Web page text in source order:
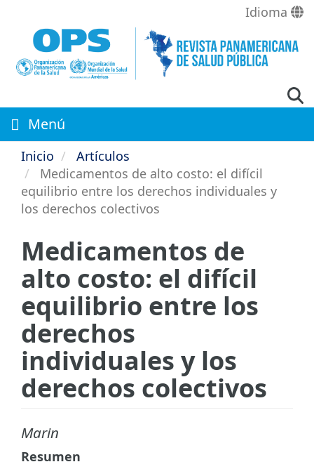
contenido
principal
Idioma
Menú
Inicio
Artículos
Medicamentos de alto costo: el difícil
equilibrio entre los derechos individuales y
los derechos colectivos
Medicamentos de
alto costo: el difícil
equilibrio entre los
derechos
individuales y los
derechos colectivos
Marin
Resumen